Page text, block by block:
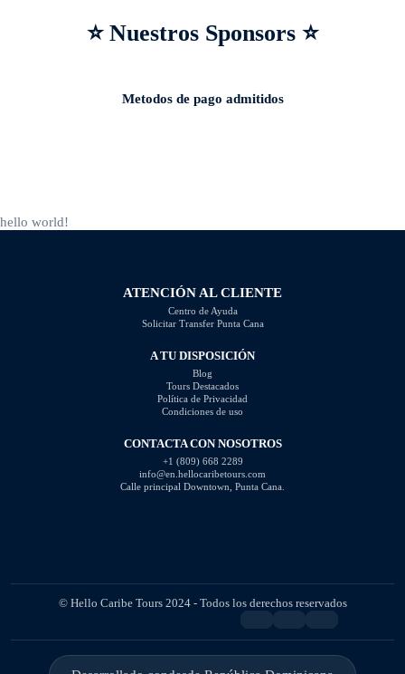
⭐ Nuestros Sponsors ⭐
Metodos de pago admitidos
hello world!
ATENCIÓN AL CLIENTE
Centro de Ayuda
Solicitar Transfer Punta Cana
A TU DISPOSICIÓN
Blog
Tours Destacados
Política de Privacidad
Condiciones de uso
CONTACTA CON NOSOTROS
+1 (809) 668 2289
info@en.hellocaribetours.com
Calle principal Downtown, Punta Cana.
© Hello Caribe Tours 2024 - Todos los derechos reservados